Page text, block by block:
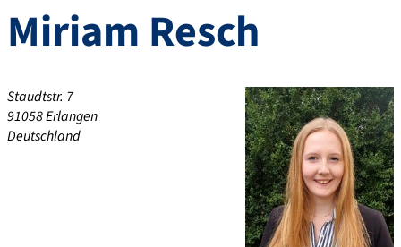
Miriam Resch
Staudtstr. 7
91058Erlangen
Deutschland